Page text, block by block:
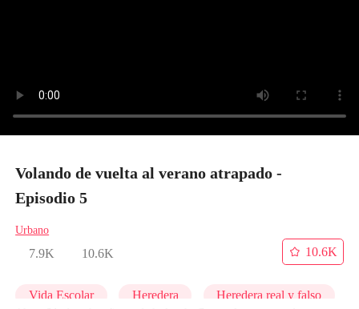
Volando de vuelta al verano atrapado -
Episodio 5
Urbano
7.9K 10.6K
10.6K
Vida Escolar Heredera Heredera real y falso